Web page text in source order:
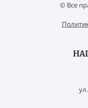
© Все